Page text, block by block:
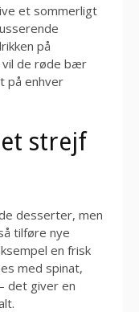
et sommerligt
på
de røde bær
på enhver
strejf
desserter, men
tilføre nye
en frisk
med spinat,
det giver en